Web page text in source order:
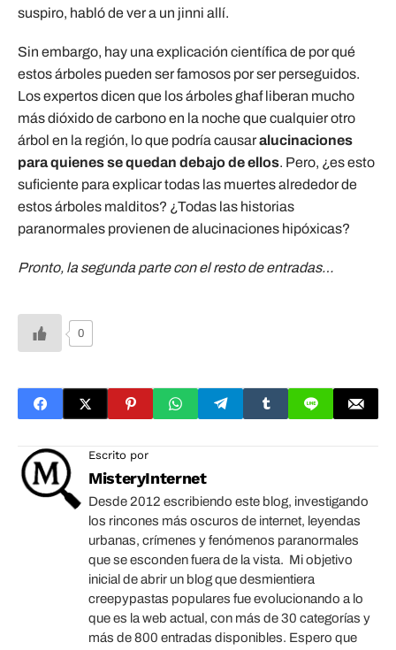
suspiro, habló de ver a un jinni allí.
Sin embargo, hay una explicación científica de por qué
estos árboles pueden ser famosos por ser perseguidos.
Los expertos dicen que los árboles ghaf liberan mucho
más dióxido de carbono en la noche que cualquier otro
árbol en la región, lo que podría causaralucinaciones
para quienes se quedan debajo de ellos. Pero, ¿es esto
suficiente para explicar todas las muertes alrededor de
estos árboles malditos? ¿Todas las historias
paranormales provienen de alucinaciones hipóxicas?
Pronto, la segunda parte con el resto de entradas…
0
Escrito por
MisteryInternet
Desde 2012 escribiendo este blog, investigando
los rincones más oscuros de internet, leyendas
urbanas, crímenes y fenómenos paranormales
que se esconden fuera de la vista. Mi objetivo
inicial de abrir un blog que desmientiera
creepypastas populares fue evolucionando a lo
que es la web actual, con más de 30 categorías y
más de 800 entradas disponibles. Espero que